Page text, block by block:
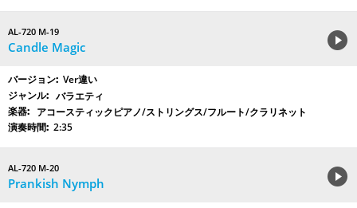
AL-720 M-19
Candle Magic
Ver違い
バラエティ
アコースティックピアノ/ストリングス/フルート/クラリネット
2:35
AL-720 M-20
Prankish Nymph